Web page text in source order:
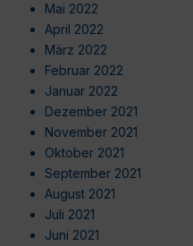
Mai 2022
April 2022
März 2022
Februar 2022
Januar 2022
Dezember 2021
November 2021
Oktober 2021
September 2021
August 2021
Juli 2021
Juni 2021